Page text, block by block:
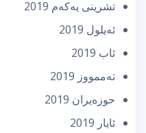
تشرینی یه‌كه‌م 2019
ئه‌یلول 2019
ئاب 2019
تەممووز 2019
حوزه‌یران 2019
ئایار 2019